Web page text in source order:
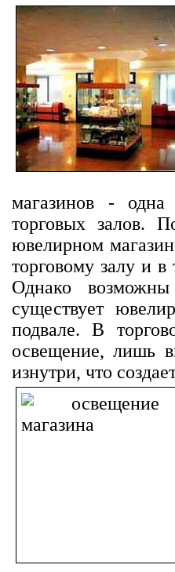
магазинов -
торговых залов.
ювелирном
торговому залу и
Однако
существует
подвале. В
освещение, лишь
изнутри, что